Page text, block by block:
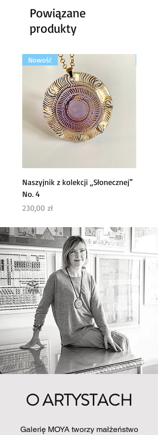
Powiązane
produkty
Nowość
Naszyjnik z kolekcji „Słonecznej”
No. 4
Cena
230,00 zł
Cena
200,00
O ARTYSTACH
Galerię MOYA tworzy małżeństwo